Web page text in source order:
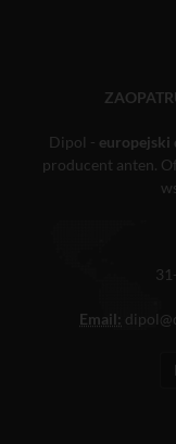
Dipol - europejski
producent anten.
Email: